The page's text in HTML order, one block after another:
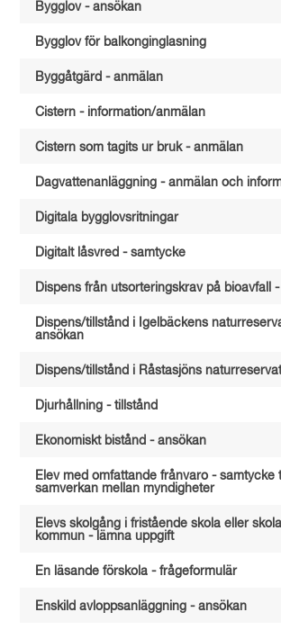
Bygglov - ansökan
Bygglov för balkonginglasning
Byggåtgärd - anmälan
Cistern - information/anmälan
Cistern som tagits ur bruk - anmälan
Dagvattenanläggning - anmälan och
Digitala bygglovsritningar
Digitalt låsvred - samtycke
Dispens från utsorteringskrav på bioavfall
Dispens/tillstånd i Igelbäckens
ansökan
Dispens/tillstånd i Råstasjöns
Djurhållning - tillstånd
Ekonomiskt bistånd - ansökan
Elev med omfattande frånvaro - samtycke
samverkan mellan myndigheter
Elevs skolgång i fristående skola eller
kommun - lämna uppgift
En läsande förskola - frågeformulär
Enskild avloppsanläggning - ansökan